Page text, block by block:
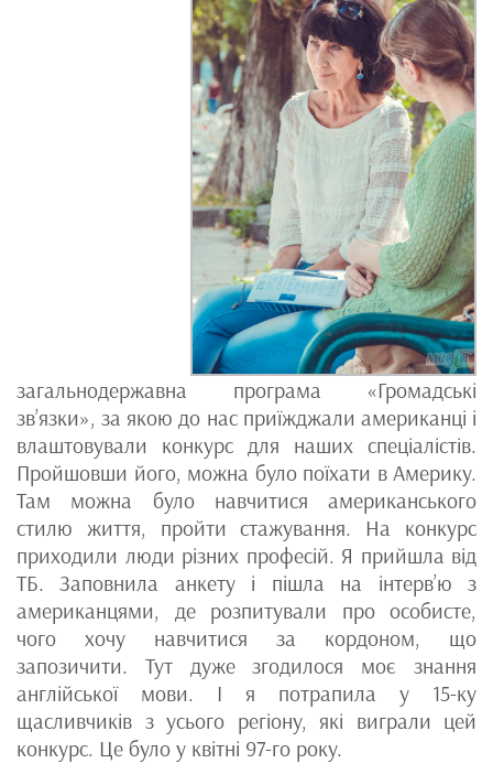
загальнодержавна програма «Громадські
зв’язки», за якою до нас приїжджали американці і
влаштовували конкурс для наших спеціалістів.
Пройшовши його, можна було поїхати в Америку.
Там можна було навчитися американського
стилю життя, пройти стажування. На конкурс
приходили люди різних професій. Я прийшла від
ТБ. Заповнила анкету і пішла на інтерв’ю з
американцями, де розпитували про особисте,
чого хочу навчитися за кордоном, що
запозичити. Тут дуже згодилося моє знання
англійської мови. І я потрапила у 15-ку
щасливчиків з усього регіону, які виграли цей
конкурс. Це було у квітні 97-го року.